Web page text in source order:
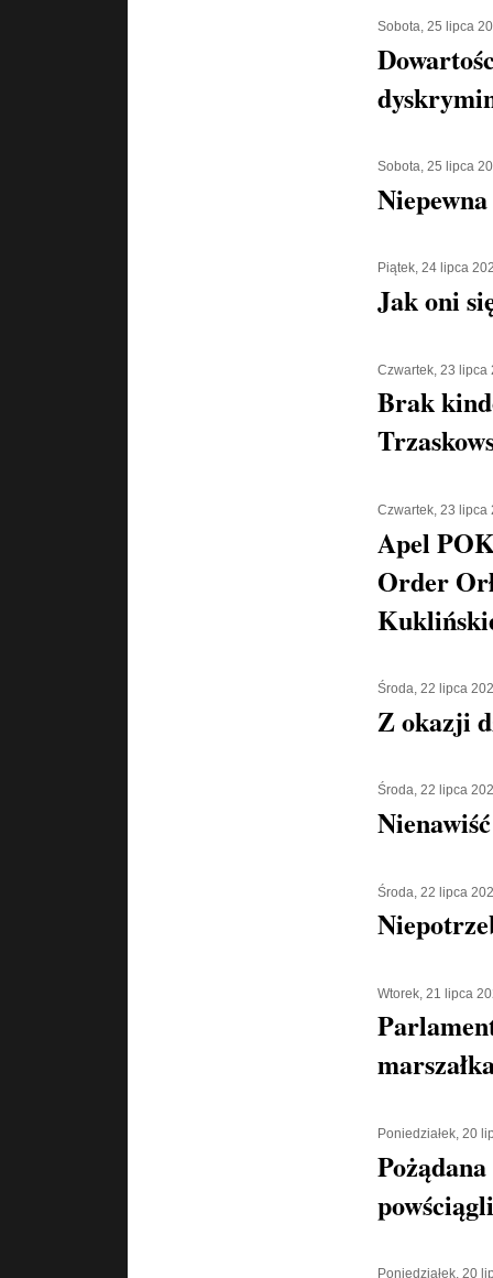
Sobota, 25 lipca
Sobota, 25 lipca
Piątek, 24 lipca
Jak oni
Czwartek, 23 lipca
Brak
Czwartek, 23 lipca
Apel
Order
Środa, 22 lipca
Z okazji
Środa, 22 lipca
Środa, 22 lipca
Wtorek, 21 lipca
Poniedziałek, 20
Poniedziałek, 20